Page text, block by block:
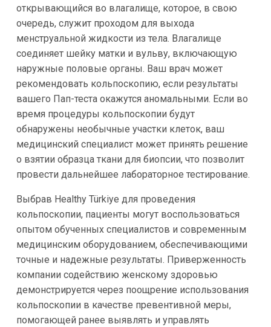
открывающийся во влагалище, которое, в свою
очередь, служит проходом для выхода
менструальной жидкости из тела. Влагалище
соединяет шейку матки и вульву, включающую
наружные половые органы. Ваш врач может
рекомендовать кольпоскопию, если результаты
вашего Пап-теста окажутся аномальными. Если во
время процедуры кольпоскопии будут
обнаружены необычные участки клеток, ваш
медицинский специалист может принять решение
о взятии образца ткани для биопсии, что позволит
провести дальнейшее лабораторное тестирование.
Выбрав Healthy Türkiye для проведения
кольпоскопии, пациенты могут воспользоваться
опытом обученных специалистов и современным
медицинским оборудованием, обеспечивающими
точные и надежные результаты. Приверженность
компании содействию женскому здоровью
демонстрируется через поощрение использования
кольпоскопии в качестве превентивной меры,
помогающей ранее выявлять и управлять